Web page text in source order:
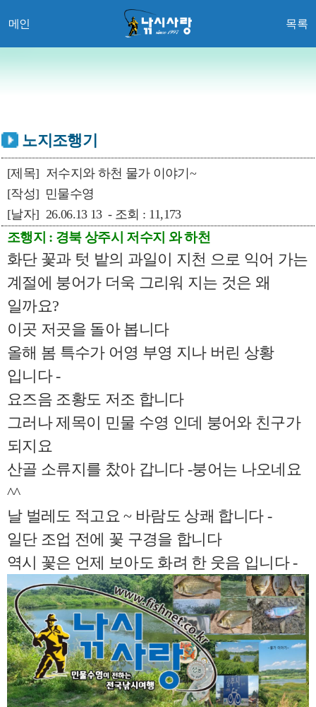
메인 목록
노지조행기
[제목] 저수지와 하천 물가 이야기~
[작성] 민물수영
[날자] 26.06.13 13 - 조회 : 11,173
조행지 : 경북 상주시 저수지 와 하천
화단 꽃과 텃 밭의 과일이 지천 으로 익어 가는
계절에 붕어가 더욱 그리워 지는 것은 왜
일까요?
이곳 저곳을 돌아 봅니다
올해 봄 특수가 어영 부영 지나 버린 상황
입니다 -
요즈음 조황도 저조 합니다
그러나 제목이 민물 수영 인데 붕어와 친구가
되지요
산골 소류지를 찼아 갑니다 -붕어는 나오네요
^^
날 벌레도 적고요 ~ 바람도 상쾌 합니다 -
일단 조업 전에 꽃 구경을 합니다
역시 꽃은 언제 보아도 화려 한 웃음 입니다 -